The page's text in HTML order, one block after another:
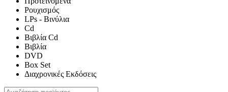
Ρουχισμός
LPs - Βινύλια
Cd
Βιβλία Cd
Βιβλία
DVD
Box Set
Διαχρονικές Εκδόσεις